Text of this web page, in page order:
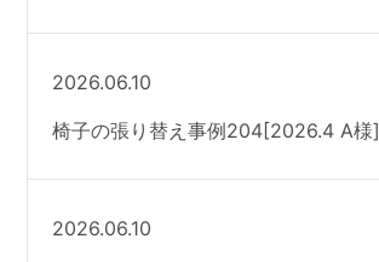
2026.06.10
椅子の張り替え事例204[2026.4 A様]
2026.06.10